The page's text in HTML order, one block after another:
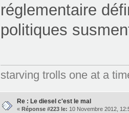
réglementaire
politiques
starving trolls one at a
Re : Le diesel c'est le mal
« Réponse #223 le: 10 Novembre 2012,